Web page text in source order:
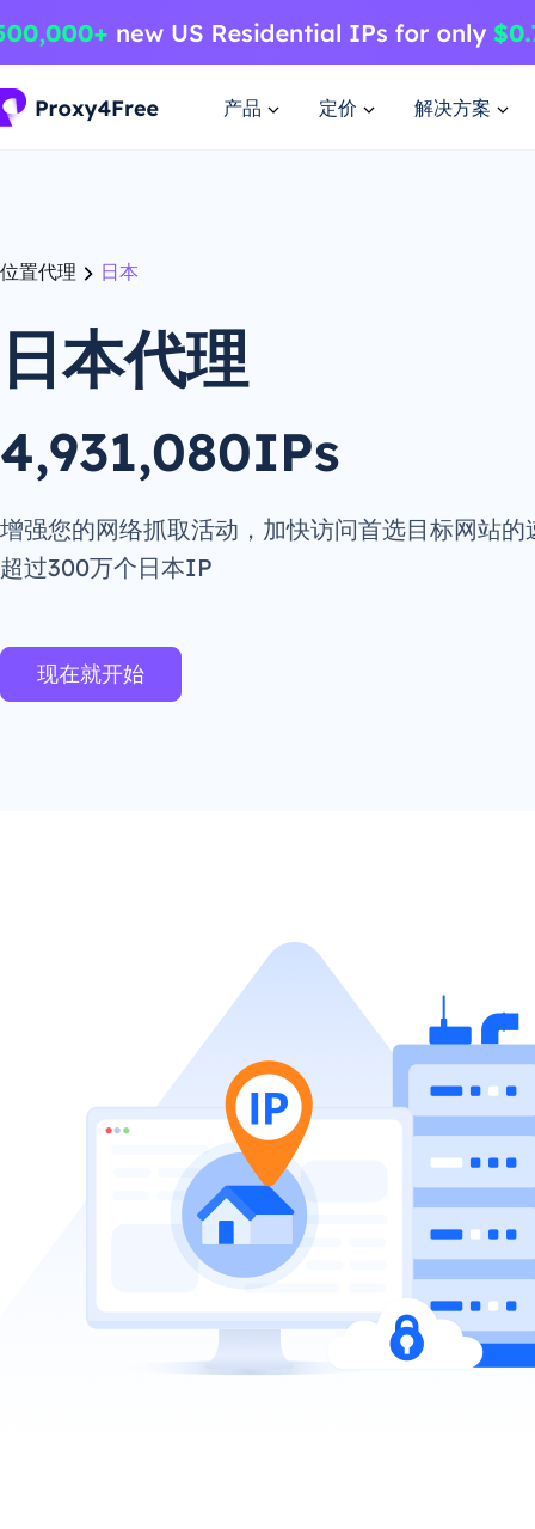
产品 定价 解决方案
位置代理 日本
日本代理
4,931,080IPs
增强您的网络抓取活动，加快访问首选目标网站的
超过300万个日本IP
现在就开始